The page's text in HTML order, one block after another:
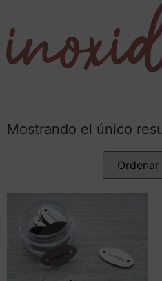
Mostrando el único